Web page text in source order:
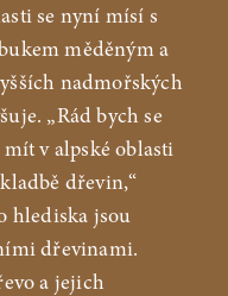
se nyní mísí s
měděným a
nadmořských
„Rád bych se
v alpské oblasti
dřevin,“
hlediska jsou
dřevinami.
a jejich